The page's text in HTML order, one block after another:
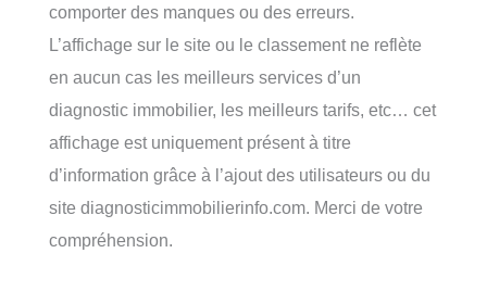
comporter des manques ou des erreurs.
L’affichage sur le site ou le classement ne reflète
en aucun cas les meilleurs services d’un
diagnostic immobilier, les meilleurs tarifs, etc… cet
affichage est uniquement présent à titre
d’information grâce à l’ajout des utilisateurs ou du
site diagnosticimmobilierinfo.com. Merci de votre
compréhension.